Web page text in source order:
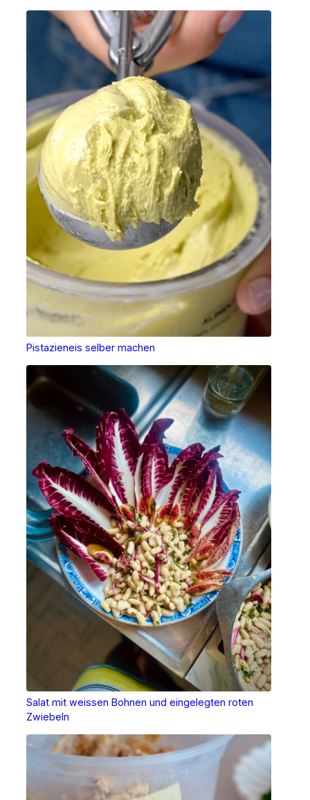
Pistazieneis selber machen
Salat mit weissen Bohnen und eingelegten roten
Zwiebeln